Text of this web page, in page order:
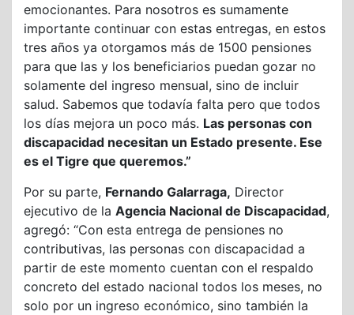
emocionantes. Para nosotros es sumamente
importante continuar con estas entregas, en estos
tres años ya otorgamos más de 1500 pensiones
para que las y los beneficiarios puedan gozar no
solamente del ingreso mensual, sino de incluir
salud. Sabemos que todavía falta pero que todos
los días mejora un poco más. Las personas con
discapacidad necesitan un Estado presente. Ese
es el Tigre que queremos.”
Por su parte, Fernando Galarraga, Director
ejecutivo de la Agencia Nacional de Discapacidad,
agregó: “Con esta entrega de pensiones no
contributivas, las personas con discapacidad a
partir de este momento cuentan con el respaldo
concreto del estado nacional todos los meses, no
solo por un ingreso económico, sino también la